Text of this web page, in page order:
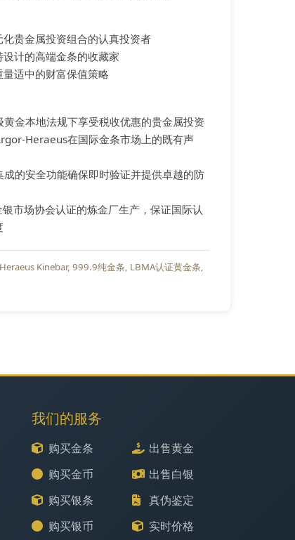
贵金属投资组合的认真投资者
计的高端金条的收藏家
适中的财富保值策略
金本地法规下享受税收优惠的贵金属投资
Heraeus在国际金条市场上的既有声
成的安全功能确保即时验证并提供卓越的防
市场协会认证的炼金厂生产，保证国际认
Kinebar 999.9纯金条 LBMA认证黄金条
我们的服务
购买金条
购买金币
购买银条
购买银币
出售黄金
出售白银
真伪鉴定
实时价格